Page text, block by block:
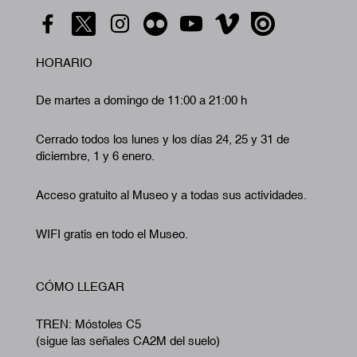
HORARIO
De martes a domingo de 11:00 a 21:00 h
Cerrado todos los lunes y los días 24, 25 y 31 de
diciembre, 1 y 6 enero.
Acceso gratuito al Museo y a todas sus actividades.
WIFI gratis en todo el Museo.
CÓMO LLEGAR
TREN: Móstoles C5
(sigue las señales CA2M del suelo)